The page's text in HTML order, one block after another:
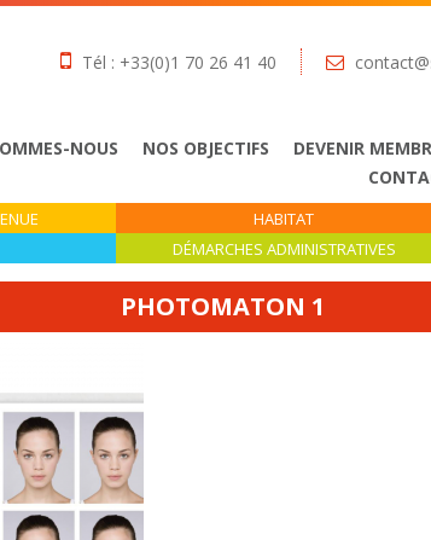
Tél : +33(0)1 70 26 41 40
NOUS NOS OBJECTIFS DEVENIR
HABITAT
DÉMARCHES ADMINISTRATIVES
PHOTOMATON 1